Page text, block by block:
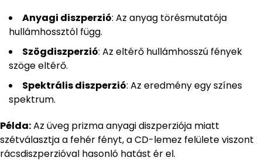
Anyagi diszperzió: Az anyag törésmutatója
hullámhossztól függ.
Szögdiszperzió: Az eltérő hullámhosszú fények
szöge eltérő.
Spektrális diszperzió: Az eredmény egy színes
spektrum.
Példa:Az üveg prizma anyagi diszperziója miatt
szétválasztja a fehér fényt, a CD-lemez felülete viszont
rácsdiszperzióval hasonló hatást ér el.